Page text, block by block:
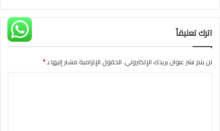
اترك تعليقاً
لن يتم نشر عنوان بريدك الإلكتروني.الحقول الإلزامية مشار إليها بـ*